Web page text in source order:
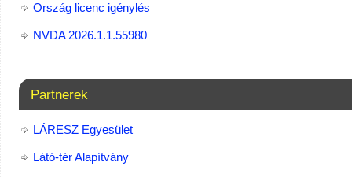
Ország licenc igénylés
NVDA 2026.1.1.55980
Partnerek
LÁRESZ Egyesület
Látó-tér Alapítvány